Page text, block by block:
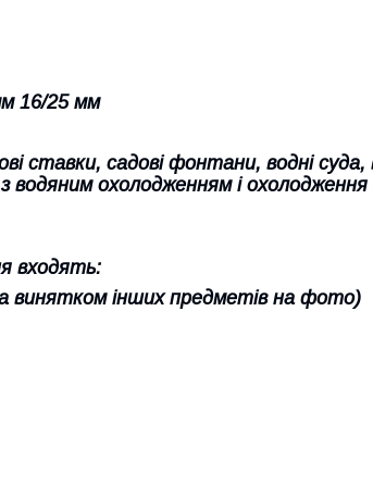
16/25 мм
ставки, садові фонтани, водні
водяним охолодженням і
входять:
винятком інших предметів на фото)